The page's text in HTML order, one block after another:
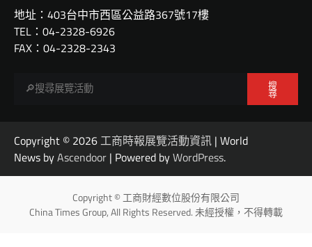
地址：403台中市西區公益路367號17樓
TEL：04-2328-6926
FAX：04-2328-2343
搜
尋
Copyright © 2026工商時報展覽活動資訊 | World
News byAscendoor | Powered byWordPress.
Copyright © 工商財經數位股份有限公司
China Times Group, All Rights Reserved. 未經授權，不得轉載